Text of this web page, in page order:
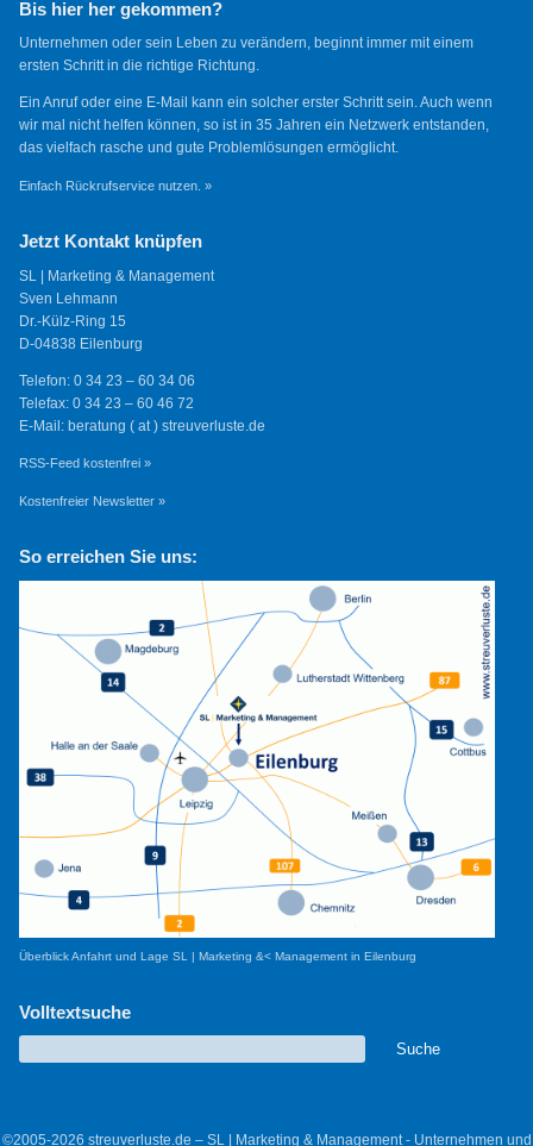
Bis hier her gekommen?
Unternehmen oder sein Leben zu verändern, beginnt immer mit einem
ersten Schritt in die richtige Richtung.
Ein Anruf oder eine E-Mail kann ein solcher erster Schritt sein. Auch wenn
wir mal nicht helfen können, so ist in 35 Jahren ein Netzwerk entstanden,
das vielfach rasche und gute Problemlösungen ermöglicht.
Einfach Rückrufservice nutzen. »
Jetzt Kontakt knüpfen
SL | Marketing & Management
Sven Lehmann
Dr.-Külz-Ring 15
D-04838 Eilenburg
Telefon: 0 34 23 – 60 34 06
Telefax: 0 34 23 – 60 46 72
E-Mail: beratung ( at ) streuverluste.de
RSS-Feed kostenfrei »
Kostenfreier Newsletter »
So erreichen Sie uns:
Überblick Anfahrt und Lage SL | Marketing &< Management in Eilenburg
Volltextsuche
©2005-2026 streuverluste.de – SL | Marketing & Management - Unternehmen und